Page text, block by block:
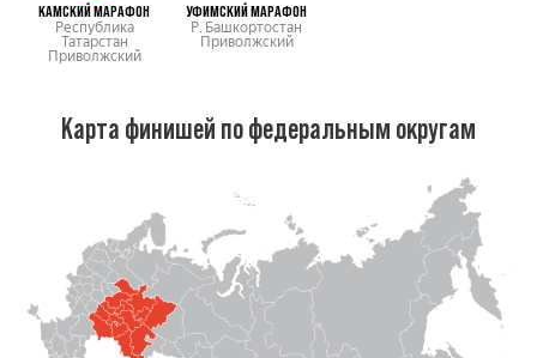
КАМСКИЙ МАРАФОН
Республика
Татарстан
Приволжский
УФИМСКИЙ МАРАФОН
Р. Башкортостан
Приволжский
Карта финишей по федеральным округам